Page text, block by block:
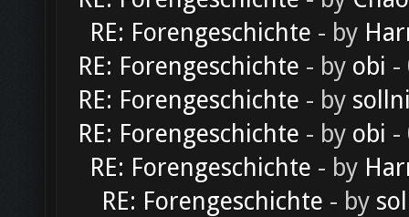
RE: Forengeschichte - by
RE: Forengeschichte - by obi -
RE: Forengeschichte - by
RE: Forengeschichte - by obi -
RE: Forengeschichte - by
RE: Forengeschichte - by